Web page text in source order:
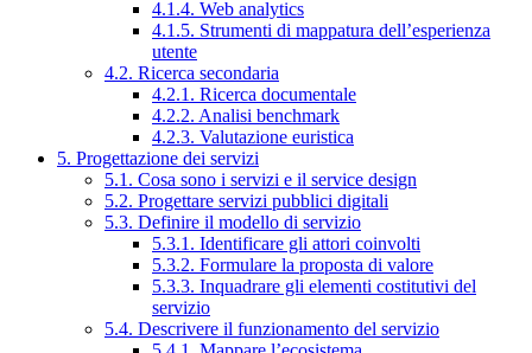
4.1.4. Web analytics
4.1.5. Strumenti di mappatura dell’esperienza
utente
4.2. Ricerca secondaria
4.2.1. Ricerca documentale
4.2.2. Analisi benchmark
4.2.3. Valutazione euristica
5. Progettazione dei servizi
5.1. Cosa sono i servizi e il service design
5.2. Progettare servizi pubblici digitali
5.3. Definire il modello di servizio
5.3.1. Identificare gli attori coinvolti
5.3.2. Formulare la proposta di valore
5.3.3. Inquadrare gli elementi costitutivi del
servizio
5.4. Descrivere il funzionamento del servizio